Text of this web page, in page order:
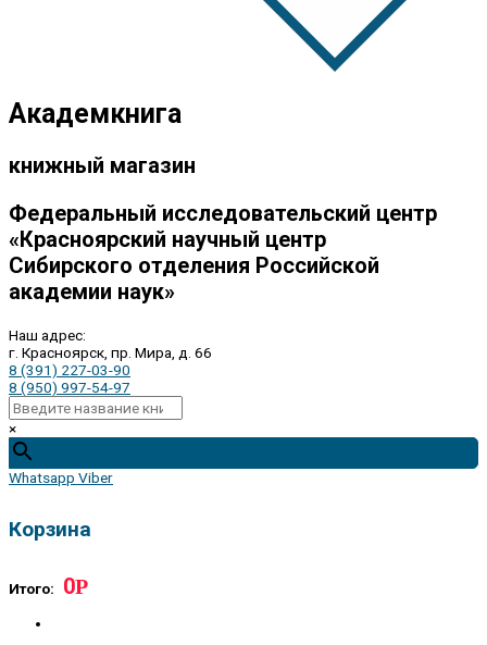
Академкнига
книжный магазин
Федеральный исследовательский центр
«Красноярский научный центр
Сибирского отделения Российской
академии наук»
Наш адрес:
г. Красноярск, пр. Мира, д. 66
8 (391) 227-03-90
8 (950) 997-54-97
×
Whatsapp Viber
Корзина
Итого: 0Р